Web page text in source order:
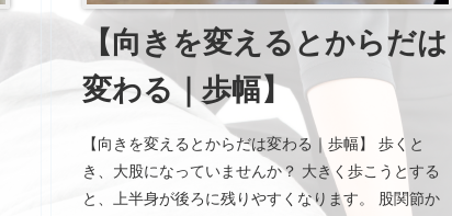
【向きを変えるとからだは
変わる｜歩幅】
【向きを変えるとからだは変わる｜歩幅】 歩くと
き、大股になっていませんか？ 大きく歩こうとする
と、上半身が後ろに残りやすくなります。 股関節か